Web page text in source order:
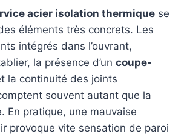
acier isolation thermique se
éléments très concrets. Les
intégrés dans l’ouvrant,
la présence d’un coupe-
la continuité des joints
souvent autant que la
En pratique, une mauvaise
provoque vite sensation de paroi